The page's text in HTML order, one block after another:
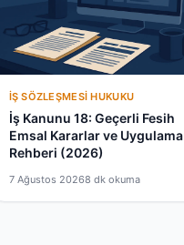
İŞ SÖZLEŞMESI HUKUKU
İş Kanunu 18: Geçerli Fesih
Emsal Kararlar ve Uygulama
Rehberi (2026)
7 Ağustos 20268 dk okuma